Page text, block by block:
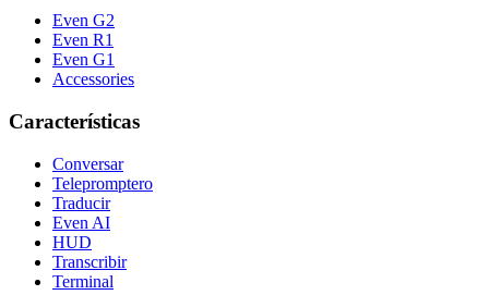
Even G2
Even R1
Even G1
Accessories
Características
Conversar
Telepromptero
Traducir
Even AI
HUD
Transcribir
Terminal